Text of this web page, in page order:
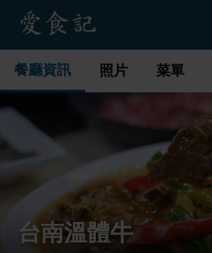
餐廳資訊 照片 菜單
台南溫體牛